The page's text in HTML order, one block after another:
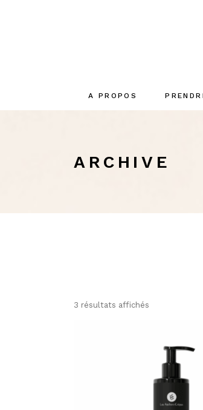
A PROPOS
La créatrice
ARCHIVE
3 résultats affichés